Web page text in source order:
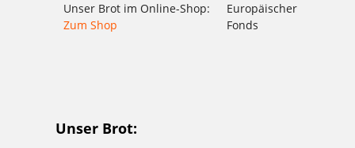
Unser Brot im Online-Shop:
Zum Shop
Europäischer
Fonds
Unser Brot: